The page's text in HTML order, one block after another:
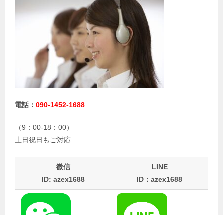
電話： 090-1452-1688
（9：00-18：00）
土日祝日もご対応
微信
ID: azex1688
LINE
ID：azex1688